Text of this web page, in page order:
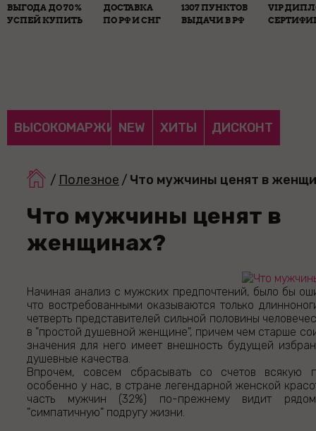
ВЫГОДА ДО 70%
УСПЕЙ КУПИТЬ
ДОСТАВКА
ПО РФ И СНГ
1307 ПУНКТОВ
ВЫДАЧИ В РФ
VIP
ВЫСОКОМАРЖИНАЛЬНЫЕ
NEW ХИТЫ ДИСКОНТ
/ Полезное / Что мужчины ценят в
Что мужчины ценят в
женщинах?
Начиная анализ с мужских предпочтений, было бы
что востребованными оказываются только
четверть представителей сильной половины
в "простой душевной женщине", причем чем старше
значения для него имеет внешность будущей
душевные качества.
Впрочем, совсем сбрасывать со счетов всякую
особенно у нас, в стране легендарной женской
часть мужчин (32%) по-прежнему видит
"симпатичную" подругу жизни.